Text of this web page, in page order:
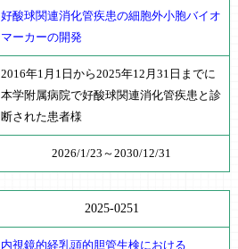
好酸球関連消化管疾患の細胞外小胞バイオ
マーカーの開発
2016年1月1日から2025年12月31日までに
本学附属病院で好酸球関連消化管疾患と診
断された患者様
2026/1/23～2030/12/31
2025-0251
内視鏡的経乳頭的胆管生検における